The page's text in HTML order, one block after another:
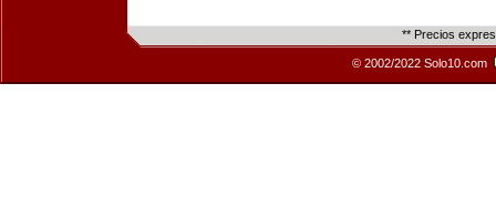
** Precios
© 2002/2022 Solo10.com